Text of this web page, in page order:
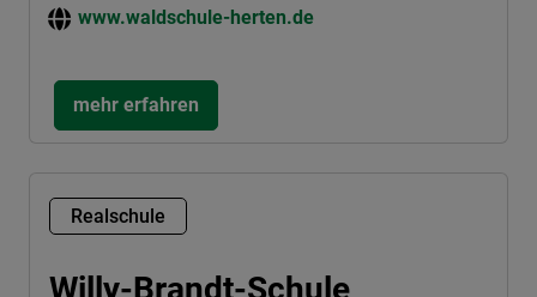
www.waldschule-herten.de
mehr erfahren
Realschule